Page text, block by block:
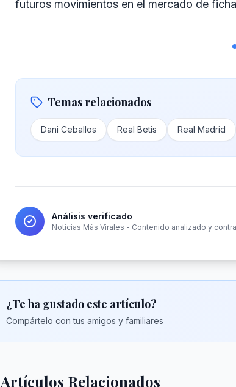
futuros movimientos en el mercado de
Temas relacionados
Dani Ceballos Real Betis Real Madrid
Análisis verificado
Noticias Más Virales - Contenido analizado y
¿Te ha gustado este artículo?
Compártelo con tus amigos y familiares
Artículos Relacionados